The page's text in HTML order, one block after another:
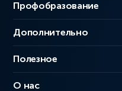
Профобразование
Дополнительно
Полезное
О нас